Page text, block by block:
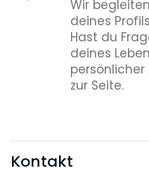
Wir
deines
Hast du
deines
zur Seite.
Kontakt